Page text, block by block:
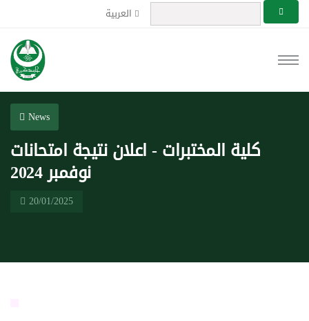
العربية
News
كلية المختبرات - اعلان نتيجة امتحانات
نوفمبر 2024
20/01/2025